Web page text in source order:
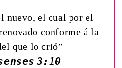
nuevo, el cual por el
conforme á la
que lo crió”
3:10